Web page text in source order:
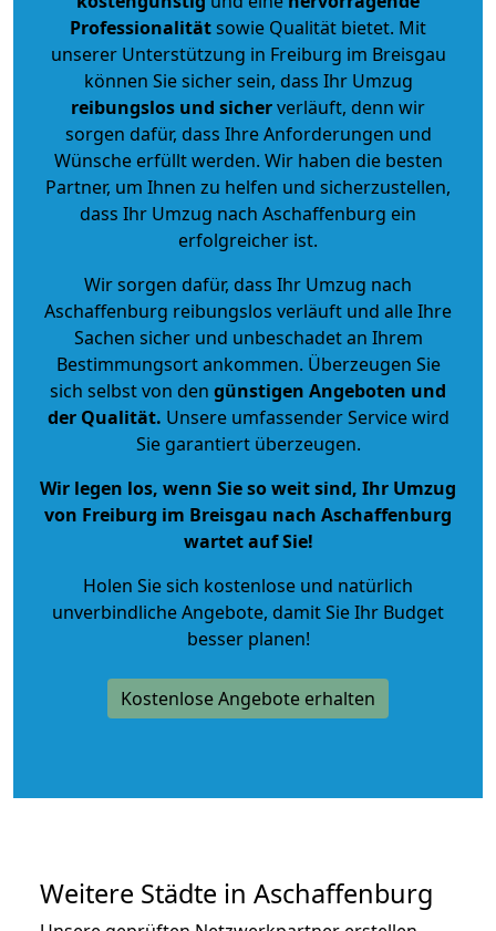
Professionalitätsowie Qualität bietet. Mit
unserer Unterstützung in Freiburg im Breisgau
können Sie sicher sein, dass Ihr Umzug
reibungslos und sicherverläuft, denn wir
sorgen dafür, dass Ihre Anforderungen und
Wünsche erfüllt werden. Wir haben die besten
Partner, um Ihnen zu helfen und sicherzustellen,
dass Ihr Umzug nach Aschaffenburg ein
erfolgreicher ist.
Wir sorgen dafür, dass Ihr Umzug nach
Aschaffenburg reibungslos verläuft und alle Ihre
Sachen sicher und unbeschadet an Ihrem
Bestimmungsort ankommen. Überzeugen Sie
sich selbst von den günstigen Angeboten und
der Qualität. Unsere umfassender Service wird
Sie garantiert überzeugen.
Wir legen los, wenn Sie so weit sind, Ihr Umzug
von Freiburg im Breisgau nach Aschaffenburg
wartet auf Sie!
Holen Sie sich kostenlose und natürlich
unverbindliche Angebote, damit Sie Ihr Budget
besser planen!
Kostenlose Angebote erhalten
Weitere Städte in Aschaffenburg